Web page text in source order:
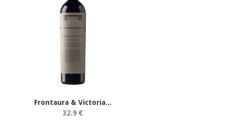
Frontaura & Victoria...
32.9 €